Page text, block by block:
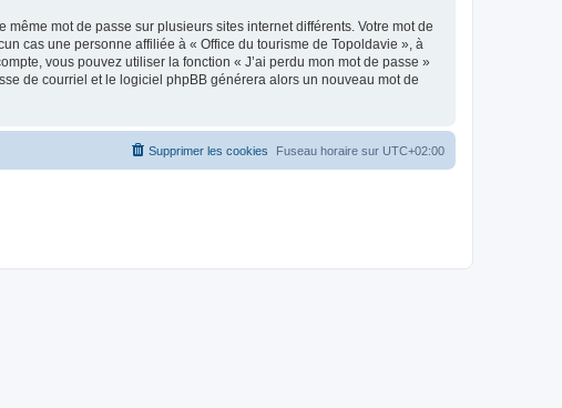
mot de passe sur plusieurs sites internet différents. Votre mot de
cas une personne affiliée à « Office du tourisme de Topoldavie », à
vous pouvez utiliser la fonction « J’ai perdu mon mot de passe »
de courriel et le logiciel phpBB générera alors un nouveau mot de
Fuseau horaire sur UTC+02:00
Supprimer les cookies